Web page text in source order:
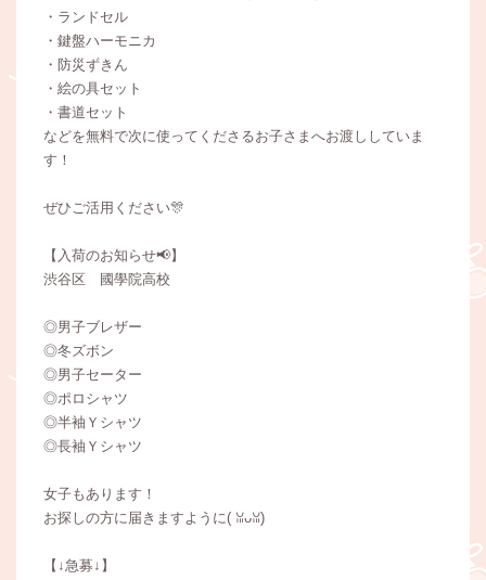
・ランドセル
・鍵盤ハーモニカ
・防災ずきん
・絵の具セット
・書道セット
などを無料で次に使ってくださるお子さまへお渡ししていま
す！
ぜひご活用ください🎊
【入荷のお知らせ📢】
渋谷区 國學院高校
◎男子ブレザー
◎冬ズボン
◎男子セーター
◎ポロシャツ
◎半袖Ｙシャツ
◎長袖Ｙシャツ
女子もあります！
お探しの方に届きますように(⁠ ⁠ꈍ⁠ᴗ⁠ꈍ⁠)
【↓急募↓】